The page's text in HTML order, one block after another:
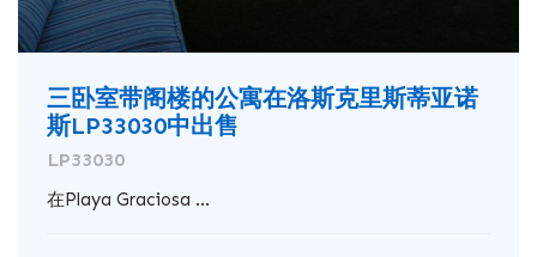
三卧室带阁楼的公寓在洛斯克里斯蒂亚诺
斯LP33030中出售
LP33030
在Playa Graciosa ...